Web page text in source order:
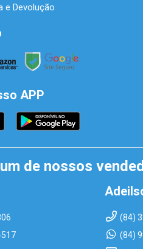
e Devolução
APP
de nossos
(84)
(84)